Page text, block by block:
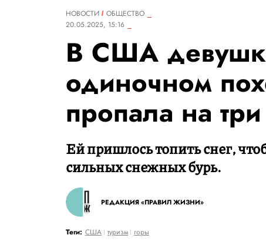
НОВОСТИ
ОБЩЕСТВО
20.05.2025, 15:16
В США
одиночном
пропала на
Ей пришлось топить снег,
сильных снежных бурь.
РЕДАКЦИЯ «ПРАВИЛ ЖИЗНИ»
Теги: США туризм горы